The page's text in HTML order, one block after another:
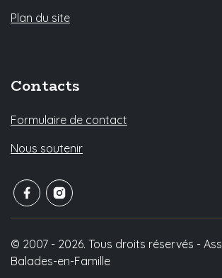
Plan du site
Contacts
Formulaire de contact
Nous soutenir
© 2007 - 2026. Tous droits réservés -
Balades-en-Famille